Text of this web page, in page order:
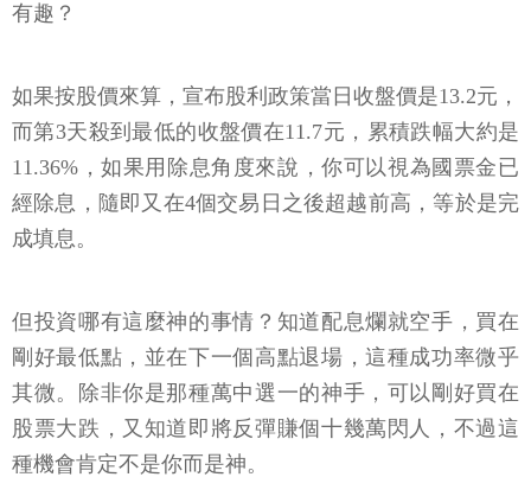
有趣？
如果按股價來算，宣布股利政策當日收盤價是13.2元，
而第3天殺到最低的收盤價在11.7元，累積跌幅大約是
11.36%，如果用除息角度來說，你可以視為國票金已
經除息，隨即又在4個交易日之後超越前高，等於是完
成填息。
但投資哪有這麼神的事情？知道配息爛就空手，買在
剛好最低點，並在下一個高點退場，這種成功率微乎
其微。除非你是那種萬中選一的神手，可以剛好買在
股票大跌，又知道即將反彈賺個十幾萬閃人，不過這
種機會肯定不是你而是神。